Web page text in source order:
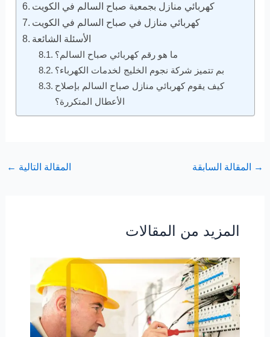
كهربائي منازل بجمعية صباح السالم في الكويت
كهربائي منازل في صباح السالم في الكويت
الأسئلة الشائعة
ما هو رقم كهربائي صباح السالم؟
بم تتميز شركة نجوم الخليج لخدمات الكهرباء؟
كيف يقوم كهربائي منازل صباح السالم بإصلاح
الأعطال المتكررة؟
→ المقالة السابقة المقالة التالية ←
المزيد من المقالات